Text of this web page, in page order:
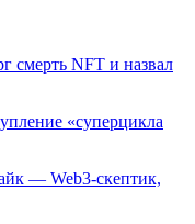
смерть NFT и назвал
«суперцикла
— Web3-скептик,